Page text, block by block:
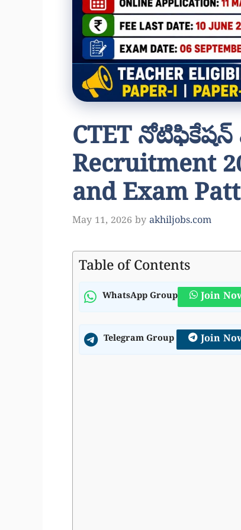
CTET
Recruitment
and Exam
May 11, 2026 by akhiljobs.com
Table of Contents
WhatsApp Group Join
Telegram Group Join